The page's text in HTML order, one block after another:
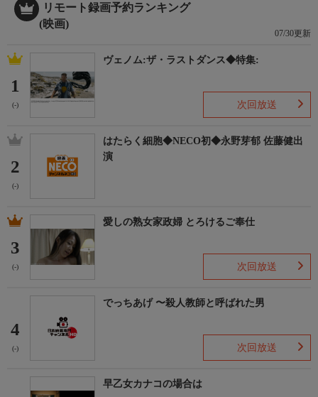
リモート録画予約ランキング
(映画)
07/30更新
1
(-)
ヴェノム:ザ・ラストダンス◆特集:
次回放送
2
(-)
はたらく細胞◆NECO初◆永野芽郁 佐藤健出
演
3
(-)
愛しの熟女家政婦 とろけるご奉仕
次回放送
4
(-)
でっちあげ 〜殺人教師と呼ばれた男
次回放送
早乙女カナコの場合は